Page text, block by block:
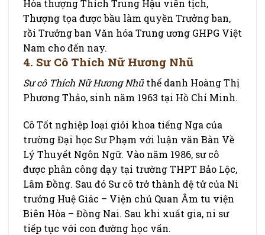
Hòa thượng Thích Trung Hậu viên tịch,
Thượng tọa được bầu làm quyền Trưởng ban,
rồi Trưởng ban Văn hóa Trung ương GHPG Việt
Nam cho đến nay.
4. Sư Cô Thích Nữ Hương Nhũ
Sư cô Thích Nữ Hương Nhũthế danh Hoàng Thị
Phương Thảo, sinh năm 1963 tại Hồ Chí Minh.
Cô Tốt nghiệp loại giỏi khoa tiếng Nga của
trường Đại học Sư Phạm với luận văn Bàn Về
Lý Thuyết Ngôn Ngữ. Vào năm 1986, sư cô
được phân công dạy tại trường THPT Bảo Lộc,
Lâm Đồng. Sau đó Sư cô trở thành đệ tử của Ni
trưởng Huệ Giác – Viện chủ Quan Âm tu viện
Biên Hòa – Đồng Nai. Sau khi xuất gia, ni sư
tiếp tục với con đường học vấn.